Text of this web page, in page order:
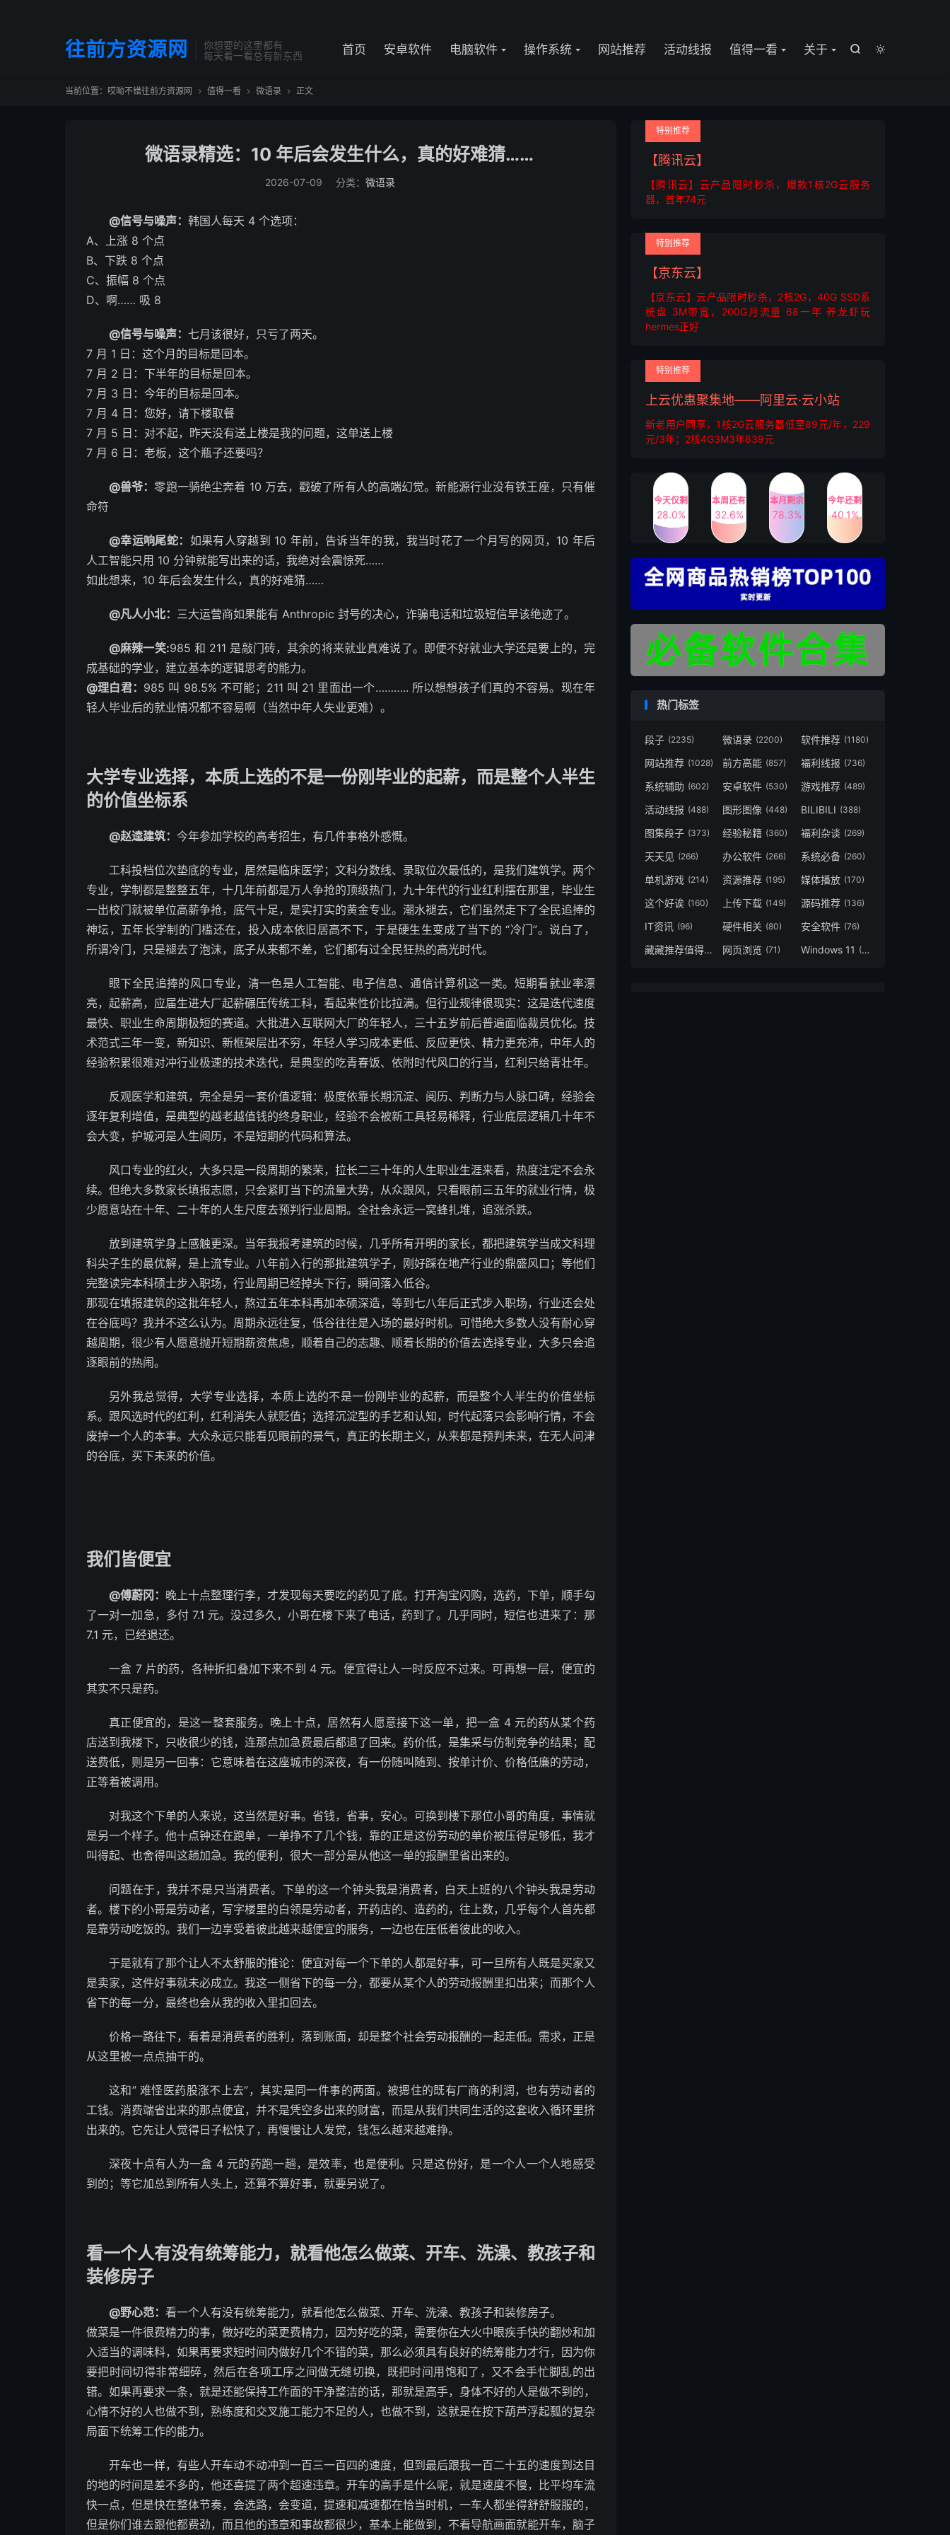
往前方资源网
你想要的这里都有
每天看一看总有新东西


首页 安卓软件 电脑软件 操作系统 网站推荐 活动线报 值得一看 关于
当前位置： 哎呦不错往前方资源网  值得一看  微语录  正文
微语录精选：10 年后会发生什么，真的好难猜…… ​​​
2026-07-09 分类： 微语录
@信号与噪声： 韩国人每天 4 个选项：
A、上涨 8 个点
B、下跌 8 个点
C、振幅 8 个点
D、啊…… 吸 8 ​​​
@信号与噪声： 七月该很好，只亏了两天。
7 月 1 日：这个月的目标是回本。
7 月 2 日：下半年的目标是回本。
7 月 3 日：今年的目标是回本。
7 月 4 日：您好，请下楼取餐
7 月 5 日：对不起，昨天没有送上楼是我的问题，这单送上楼
7 月 6 日：老板，这个瓶子还要吗？
@兽爷：零跑一骑绝尘奔着 10 万去，戳破了所有人的高端幻觉。新能源行业没有铁王座，只有催
命符 ​​​
@幸运响尾蛇： 如果有人穿越到 10 年前，告诉当年的我，我当时花了一个月写的网页，10 年后
人工智能只用 10 分钟就能写出来的话，我绝对会震惊死……
如此想来，10 年后会发生什么，真的好难猜…… ​​​
@凡人小北： 三大运营商如果能有 Anthropic 封号的决心，诈骗电话和垃圾短信早该绝迹了。
@麻辣一笑:985 和 211 是敲门砖，其余的将来就业真难说了。即便不好就业大学还是要上的，完
成基础的学业，建立基本的逻辑思考的能力。
@理白君： 985 叫 98.5% 不可能；211 叫 21 里面出一个……….. 所以想想孩子们真的不容易。现在年
轻人毕业后的就业情况都不容易啊（当然中年人失业更难）。
大学专业选择，本质上选的不是一份刚毕业的起薪，而是整个人半生
的价值坐标系
@赵逵建筑： 今年参加学校的高考招生，有几件事格外感慨。
工科投档位次垫底的专业，居然是临床医学；文科分数线、录取位次最低的，是我们建筑学。两个
专业，学制都是整整五年，十几年前都是万人争抢的顶级热门，九十年代的行业红利摆在那里，毕业生
一出校门就被单位高薪争抢，底气十足，是实打实的黄金专业。潮水褪去，它们虽然走下了全民追捧的
神坛，五年长学制的门槛还在，投入成本依旧居高不下，于是硬生生变成了当下的 “冷门”。说白了，
所谓冷门，只是褪去了泡沫，底子从来都不差，它们都有过全民狂热的高光时代。
眼下全民追捧的风口专业，清一色是人工智能、电子信息、通信计算机这一类。短期看就业率漂
亮，起薪高，应届生进大厂起薪碾压传统工科，看起来性价比拉满。但行业规律很现实：这是迭代速度
最快、职业生命周期极短的赛道。大批进入互联网大厂的年轻人，三十五岁前后普遍面临裁员优化。技
术范式三年一变，新知识、新框架层出不穷，年轻人学习成本更低、反应更快、精力更充沛，中年人的
经验积累很难对冲行业极速的技术迭代，是典型的吃青春饭、依附时代风口的行当，红利只给青壮年。
反观医学和建筑，完全是另一套价值逻辑：极度依靠长期沉淀、阅历、判断力与人脉口碑，经验会
逐年复利增值，是典型的越老越值钱的终身职业，经验不会被新工具轻易稀释，行业底层逻辑几十年不
会大变，护城河是人生阅历，不是短期的代码和算法。
风口专业的红火，大多只是一段周期的繁荣，拉长二三十年的人生职业生涯来看，热度注定不会永
续。但绝大多数家长填报志愿，只会紧盯当下的流量大势，从众跟风，只看眼前三五年的就业行情，极
少愿意站在十年、二十年的人生尺度去预判行业周期。全社会永远一窝蜂扎堆，追涨杀跌。
放到建筑学身上感触更深。当年我报考建筑的时候，几乎所有开明的家长，都把建筑学当成文科理
科尖子生的最优解，是上流专业。八年前入行的那批建筑学子，刚好踩在地产行业的鼎盛风口；等他们
完整读完本科硕士步入职场，行业周期已经掉头下行，瞬间落入低谷。
那现在填报建筑的这批年轻人，熬过五年本科再加本硕深造，等到七八年后正式步入职场，行业还会处
在谷底吗？我并不这么认为。周期永远往复，低谷往往是入场的最好时机。可惜绝大多数人没有耐心穿
越周期，很少有人愿意抛开短期薪资焦虑，顺着自己的志趣、顺着长期的价值去选择专业，大多只会追
逐眼前的热闹。
另外我总觉得，大学专业选择，本质上选的不是一份刚毕业的起薪，而是整个人半生的价值坐标
系。跟风选时代的红利，红利消失人就贬值；选择沉淀型的手艺和认知，时代起落只会影响行情，不会
废掉一个人的本事。大众永远只能看见眼前的景气，真正的长期主义，从来都是预判未来，在无人问津
的谷底，买下未来的价值。
我们皆便宜
@傅蔚冈： 晚上十点整理行李，才发现每天要吃的药见了底。打开淘宝闪购，选药，下单，顺手勾
了一对一加急，多付 7.1 元。没过多久，小哥在楼下来了电话，药到了。几乎同时，短信也进来了：那
7.1 元，已经退还。
一盒 7 片的药，各种折扣叠加下来不到 4 元。便宜得让人一时反应不过来。可再想一层，便宜的
其实不只是药。
真正便宜的，是这一整套服务。晚上十点，居然有人愿意接下这一单，把一盒 4 元的药从某个药
店送到我楼下，只收很少的钱，连那点加急费最后都退了回来。药价低，是集采与仿制竞争的结果；配
送费低，则是另一回事：它意味着在这座城市的深夜，有一份随叫随到、按单计价、价格低廉的劳动，
正等着被调用。
对我这个下单的人来说，这当然是好事。省钱，省事，安心。可换到楼下那位小哥的角度，事情就
是另一个样子。他十点钟还在跑单，一单挣不了几个钱，靠的正是这份劳动的单价被压得足够低，我才
叫得起、也舍得叫这趟加急。我的便利，很大一部分是从他这一单的报酬里省出来的。
问题在于，我并不是只当消费者。下单的这一个钟头我是消费者，白天上班的八个钟头我是劳动
者。楼下的小哥是劳动者，写字楼里的白领是劳动者，开药店的、造药的，往上数，几乎每个人首先都
是靠劳动吃饭的。我们一边享受着彼此越来越便宜的服务，一边也在压低着彼此的收入。
于是就有了那个让人不太舒服的推论：便宜对每一个下单的人都是好事，可一旦所有人既是买家又
是卖家，这件好事就未必成立。我这一侧省下的每一分，都要从某个人的劳动报酬里扣出来；而那个人
省下的每一分，最终也会从我的收入里扣回去。
价格一路往下，看着是消费者的胜利，落到账面，却是整个社会劳动报酬的一起走低。需求，正是
从这里被一点点抽干的。
这和” 难怪医药股涨不上去”，其实是同一件事的两面。被摁住的既有厂商的利润，也有劳动者的
工钱。消费端省出来的那点便宜，并不是凭空多出来的财富，而是从我们共同生活的这套收入循环里挤
出来的。它先让人觉得日子松快了，再慢慢让人发觉，钱怎么越来越难挣。
深夜十点有人为一盒 4 元的药跑一趟，是效率，也是便利。只是这份好，是一个人一个人地感受
到的；等它加总到所有人头上，还算不算好事，就要另说了。
看一个人有没有统筹能力，就看他怎么做菜、开车、洗澡、教孩子和
装修房子
@野心范： 看一个人有没有统筹能力，就看他怎么做菜、开车、洗澡、教孩子和装修房子。
做菜是一件很费精力的事，做好吃的菜更费精力，因为好吃的菜，需要你在大火中眼疾手快的翻炒和加
入适当的调味料，如果再要求短时间内做好几个不错的菜，那么必须具有良好的统筹能力才行，因为你
要把时间切得非常细碎，然后在各项工序之间做无缝切换，既把时间用饱和了，又不会手忙脚乱的出
错。如果再要求一条，就是还能保持工作面的干净整洁的话，那就是高手，身体不好的人是做不到的，
心情不好的人也做不到，熟练度和交叉施工能力不足的人，也做不到，这就是在按下葫芦浮起瓢的复杂
局面下统筹工作的能力。
开车也一样，有些人开车动不动冲到一百三一百四的速度，但到最后跟我一百二十五的速度到达目
的地的时间是差不多的，他还喜提了两个超速违章。开车的高手是什么呢，就是速度不慢，比平均车流
快一点，但是快在整体节奏，会选路，会变道，提速和减速都在恰当时机，一车人都坐得舒舒服服的，
但是你们谁去跟他都费劲，而且他的违章和事故都很少，基本上能做到，不看导航画面就能开车，脑子
特别推荐
【腾讯云】
【腾讯云】云产品限时秒杀，爆款1核2G云服务
器，首年74元
特别推荐
【京东云】
【京东云】云产品限时秒杀，2核2G，40G SSD系
统盘 3M带宽，200G月流量 68一年 养龙虾玩
hermes正好
特别推荐
上云优惠聚集地——阿里云·云小站
新老用户同享，1核2G云服务器低至89元/年，229
元/3年；2核4G3M3年639元
今天仅剩
28.0%
本周还有
32.6%
本月剩余
78.3%
今年还剩
40.1%
热门标签
段子 (2235) 微语录 (2200) 软件推荐 (1180)
网站推荐 (1028) 前方高能 (857) 福利线报 (736)
系统辅助 (602) 安卓软件 (530) 游戏推荐 (489)
活动线报 (488) 图形图像 (448) BILIBILI (388)
图集段子 (373) 经验秘籍 (360) 福利杂谈 (269)
天天见 (266) 办公软件 (266) 系统必备 (260)
单机游戏 (214) 资源推荐 (195) 媒体播放 (170)
这个好诶 (160) 上传下载 (149) 源码推荐 (136)
IT资讯 (96) 硬件相关 (80) 安全软件 (76)
藏藏推荐值得一看 (73)
网页浏览 (71) Windows 11 (49)